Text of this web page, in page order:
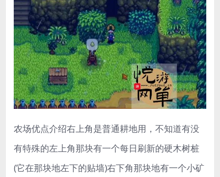
农场优点介绍右上角是普通耕地用，不知道有没
有特殊的左上角那块有一个每日刷新的硬木树桩
(它在那块地左下的贴墙)右下角那块地有一个小矿